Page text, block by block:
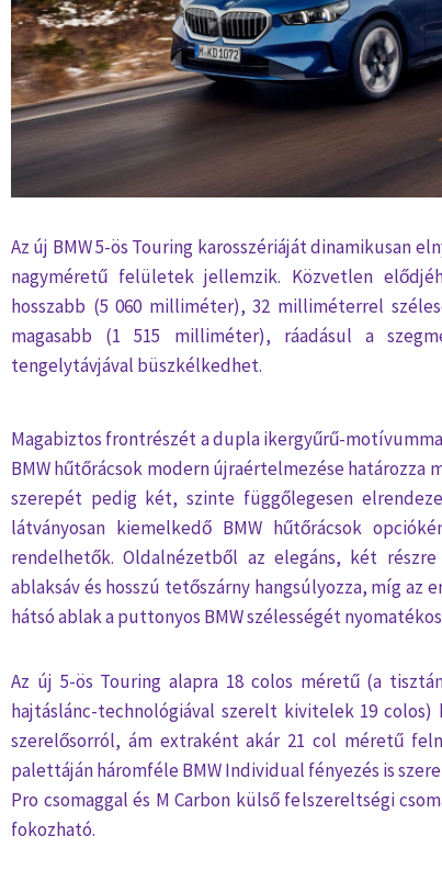
Az új BMW 5-ös Touring karosszériáját dinamikusan
nagyméretű felületek jellemzik. Közvetlen
hosszabb (5 060 milliméter), 32 milliméterrel
magasabb (1 515 milliméter), ráadásul a
tengelytávjával büszkélkedhet.
Magabiztos frontrészét a dupla ikergyűrű-
BMW hűtőrácsok modern újraértelmezése határozza
szerepét pedig két, szinte függőlegesen
látványosan kiemelkedő BMW hűtőrácsok
rendelhetők. Oldalnézetből az elegáns, két
ablaksáv és hosszú tetőszárny hangsúlyozza, míg az
hátsó ablak a puttonyos BMW szélességét
Az új 5-ös Touring alapra 18 colos méretű (a
hajtáslánc-technológiával szerelt kivitelek 19
szerelősorról, ám extraként akár 21 col méretű
palettáján háromféle BMW Individual fényezés is
Pro csomaggal és M Carbon külső felszereltségi
fokozható.